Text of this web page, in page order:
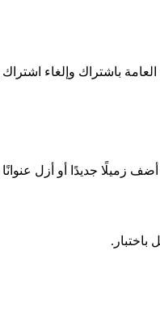
باشتراك وإلغاء اشتراك
زميلًا جديدًا أو أزل
باختبار.